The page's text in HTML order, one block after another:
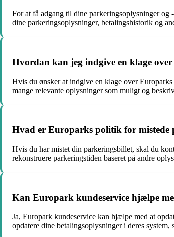
For at få adgang til dine parkeringsoplysninger og
dine parkeringsoplysninger, betalingshistorik og
Hvordan kan jeg indgive en klage
Hvis du ønsker at indgive en klage over
mange relevante oplysninger som muligt og
Hvad er Europarks politik for mistede
Hvis du har mistet din parkeringsbillet, skal du
rekonstruere parkeringstiden baseret på andre
Kan Europark kundeservice hjælpe
Ja, Europark kundeservice kan hjælpe med at
opdatere dine betalingsoplysninger i deres